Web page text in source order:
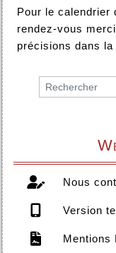
Pour le calendrier
rendez-vous
précisions dans
Nous
Version
Mentions